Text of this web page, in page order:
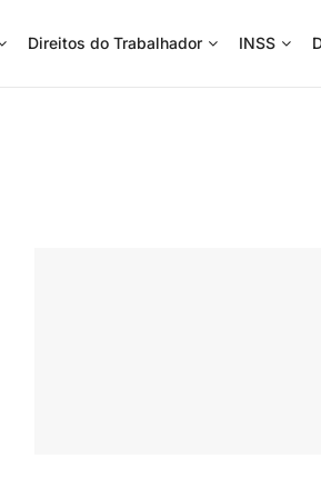
Direitos do Trabalhador INSS